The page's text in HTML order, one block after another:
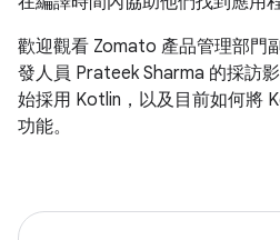
歡迎觀看 Zomato 產品管理部門
發人員 Prateek Sharma 的採訪
始採用 Kotlin，以及目前如何將
功能。